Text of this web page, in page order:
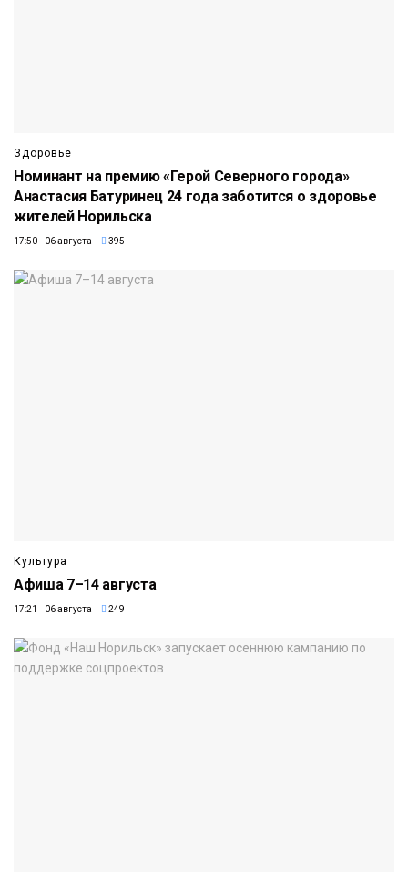
Здоровье
Номинант на премию «Герой Северного города»
Анастасия Батуринец 24 года заботится о здоровье
жителей Норильска
17:50 06 августа 395
Культура
Афиша 7–14 августа
17:21 06 августа 249